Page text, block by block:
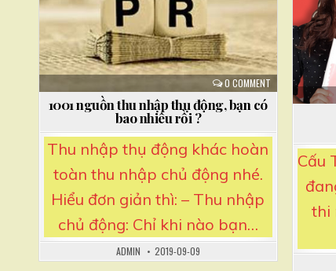
0 COMMENT
1001 nguồn thu nhập thụ động, bạn có
bao nhiêu rồi ?
Thu nhập thụ động khác hoàn
toàn thu nhập chủ động nhé.
Hiểu đơn giản thì: – Thu nhập
chủ động: Chỉ khi nào bạn…
ADMIN 2019-09-09
Cấu
thi